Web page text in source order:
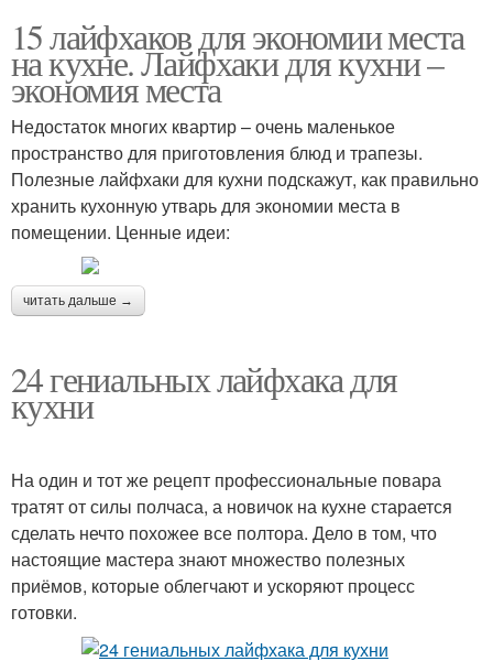
15 лайфхаков для экономии места
на кухне. Лайфхаки для кухни –
экономия места
Недостаток многих квартир – очень маленькое
пространство для приготовления блюд и трапезы.
Полезные лайфхаки для кухни подскажут, как правильно
хранить кухонную утварь для экономии места в
помещении. Ценные идеи:
читать дальше →
24 гениальных лайфхака для
кухни
На один и тот же рецепт профессиональные повара
тратят от силы полчаса, а новичок на кухне старается
сделать нечто похожее все полтора. Дело в том, что
настоящие мастера знают множество полезных
приёмов, которые облегчают и ускоряют процесс
готовки.